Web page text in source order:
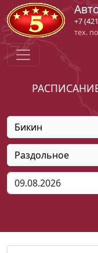
+7
тех.
Бикин
Раздольное